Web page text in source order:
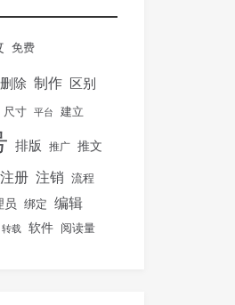
免费
删除 制作 区别
尺寸 平台 建立
排版 推广 推文
注册 注销 流程
员 绑定 编辑
转载 软件 阅读量